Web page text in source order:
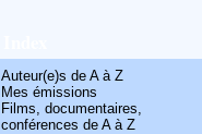
Auteur(e)s de A à Z
Mes émissions
Films, documentaires,
conférences de A à Z